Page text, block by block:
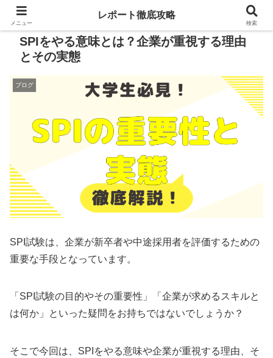
SPIをやる意味とは？企業が重視する理由
とその実態
ブログ
SPI試験は、企業が新卒者や中途採用者を評価するための
重要な手段となっています。
「SPI試験の目的やその重要性」「企業が求めるスキルと
は何か」といった疑問をお持ちではないでしょうか？
そこで今回は、SPIをやる意味や企業が重視する理由、そ
メニュー
レポート徹底攻略
検索